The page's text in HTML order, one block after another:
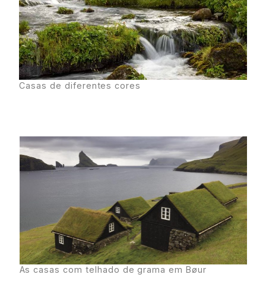
Casas de diferentes cores
As casas com telhado de grama em Bøur